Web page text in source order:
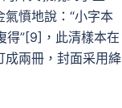
憤地說：“小字本
得”[9]，此清樣本在
成兩冊，封面采用絳